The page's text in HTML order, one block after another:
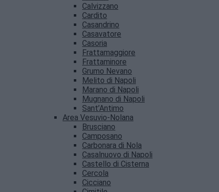
Calvizzano
Cardito
Casandrino
Casavatore
Casoria
Frattamaggiore
Frattaminore
Grumo Nevano
Melito di Napoli
Marano di Napoli
Mugnano di Napoli
Sant’Antimo
Area Vesuvio-Nolana
Brusciano
Camposano
Carbonara di Nola
Casalnuovo di Napoli
Castello di Cisterna
Cercola
Cicciano